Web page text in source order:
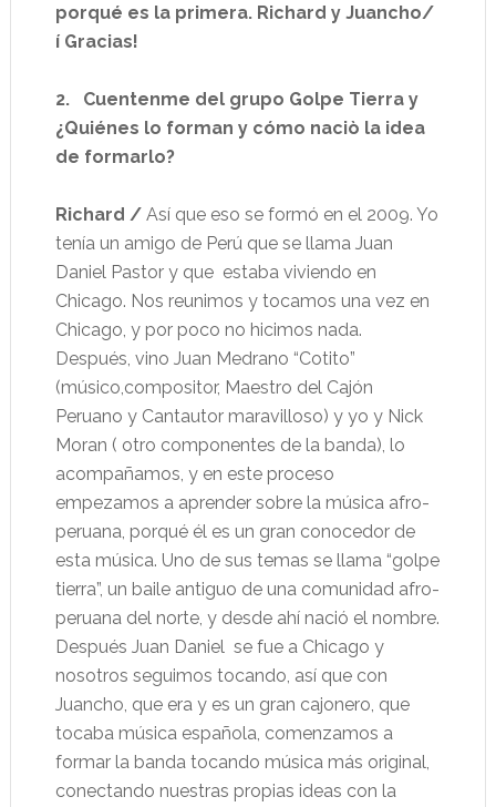
porqué es la primera. Richard y Juancho/
í Gracias!
2.
Cuentenme del grupo Golpe Tierra y
¿Quiénes lo forman y cómo naciò la idea
de formarlo?
Richard /Así que eso se formó en el 2009. Yo
tenía un amigo de Perú que se llama Juan
Daniel Pastor y que estaba viviendo en
Chicago. Nos reunimos y tocamos una vez en
Chicago, y por poco no hicimos nada.
Después, vino Juan Medrano “Cotito”
(músico,compositor, Maestro del Cajón
Peruano y Cantautor maravilloso) y yo y Nick
Moran ( otro componentes de la banda), lo
acompañamos, y en este proceso
empezamos a aprender sobre la música afro-
peruana, porqué él es un gran conocedor de
esta música. Uno de sus temas se llama “golpe
tierra”, un baile antiguo de una comunidad afro-
peruana del norte, y desde ahí nació el nombre.
Después Juan Daniel se fue a Chicago y
nosotros seguimos tocando, así que con
Juancho, que era y es un gran cajonero, que
tocaba música española, comenzamos a
formar la banda tocando música más original,
conectando nuestras propias ideas con la